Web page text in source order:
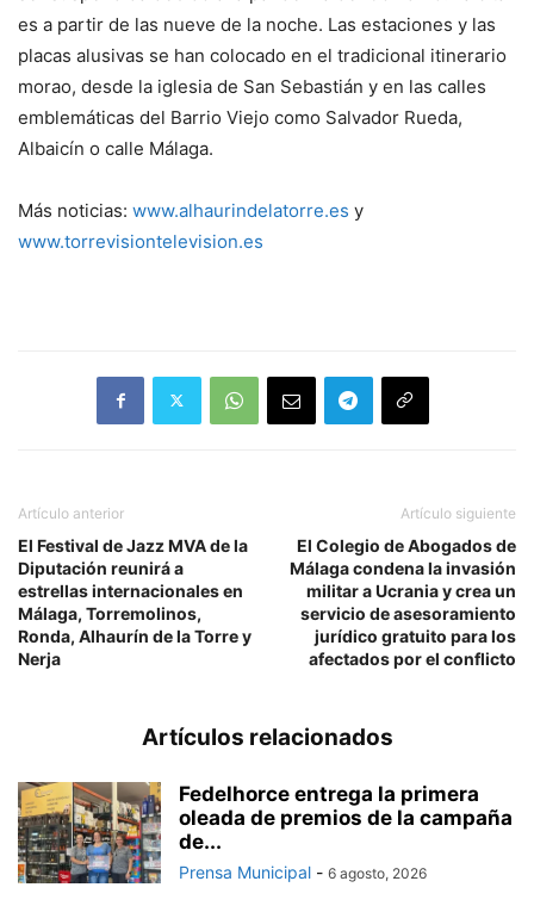
es a partir de las nueve de la noche. Las estaciones y las
placas alusivas se han colocado en el tradicional itinerario
morao, desde la iglesia de San Sebastián y en las calles
emblemáticas del Barrio Viejo como Salvador Rueda,
Albaicín o calle Málaga.
Más noticias: www.alhaurindelatorre.es y
www.torrevisiontelevision.es
Artículo anterior
El Festival de Jazz MVA de la
Diputación reunirá a
estrellas internacionales en
Málaga, Torremolinos,
Ronda, Alhaurín de la Torre y
Nerja
Artículo siguiente
El Colegio de Abogados de
Málaga condena la invasión
militar a Ucrania y crea un
servicio de asesoramiento
jurídico gratuito para los
afectados por el conflicto
Artículos relacionados
Fedelhorce entrega la primera
oleada de premios de la campaña
de...
Prensa Municipal - 6 agosto, 2026